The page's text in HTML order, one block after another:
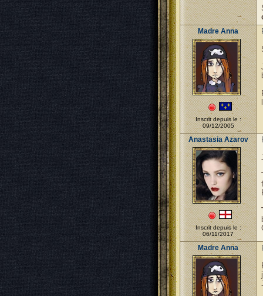
Madre Anna
Inscrit depuis le :
09/12/2005
Anastasia Azarov
Inscrit depuis le :
06/11/2017
Madre Anna